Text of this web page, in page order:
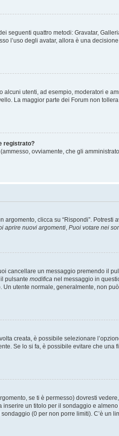
seguenti quattro metodi: Gravatar,
l’uso degli avatar, allora è una
utenti, ad esempio, moderatori e
La maggior parte dei Forum non
registrato?
ovviamente, che gli
clicca su “Rispondi”.
aprire nuovi argomenti Puoi votare nei
cancellare un messaggio premendo il
pulsante modifica nel messaggio in
utente normale, generalmente, non
creata, è possibile selezionare
Se lo si fa, è possibile evitare che una
se ti è permesso) dovresti
un titolo per il sondaggio e
(0 per non porre limiti). C’è un